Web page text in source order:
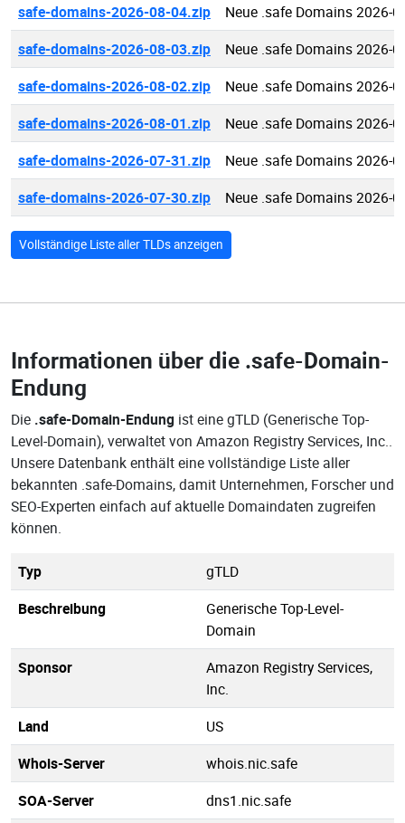
safe-domains-2026-08-04.zip
Neue .safe Domains 2026-
safe-domains-2026-08-03.zip
Neue .safe Domains 2026-
safe-domains-2026-08-02.zip
Neue .safe Domains 2026-
safe-domains-2026-08-01.zip
Neue .safe Domains 2026-
safe-domains-2026-07-31.zip
Neue .safe Domains 2026-
safe-domains-2026-07-30.zip
Neue .safe Domains 2026-
Vollständige Liste aller TLDs anzeigen
Informationen über die .safe-Domain-
Endung
Die .safe-Domain-Endung ist eine gTLD (Generische Top-
Level-Domain), verwaltet von Amazon Registry Services, Inc..
Unsere Datenbank enthält eine vollständige Liste aller
bekannten .safe-Domains, damit Unternehmen, Forscher und
SEO-Experten einfach auf aktuelle Domaindaten zugreifen
können.
Typ
gTLD
Beschreibung
Generische Top-Level-
Domain
Sponsor
Amazon Registry Services,
Inc.
Land
US
Whois-Server
whois.nic.safe
SOA-Server
dns1.nic.safe